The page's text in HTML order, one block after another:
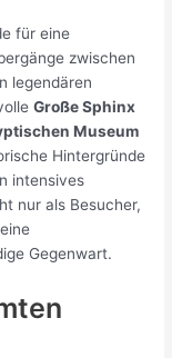
für eine
zwischen
legendären
Große Sphinx
Museum
Hintergründe
intensives
nur als Besucher,
Gegenwart.